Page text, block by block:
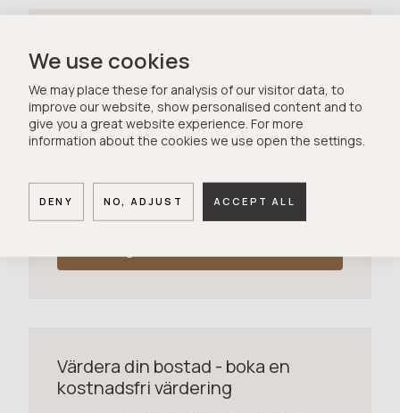
Letar du efter ditt drömhus?
Lägg in dina önskemål om ditt drömhus i vårt
spekulantregister, så kan vi matcha ihop
era önskemål med säljare som finns i vårt
register. Alla hus kommer nämligen inte ut
Värdera din bostad - boka en
kostnadsfri värdering
We use cookies
We may place these for analysis of our visitor data, to
improve our website, show personalised content and to
give you a great website experience. For more
information about the cookies we use open the settings.
DENY NO, ADJUST ACCEPT ALL